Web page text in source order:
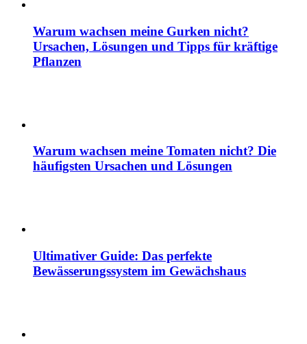
Warum wachsen meine Gurken nicht?
Ursachen, Lösungen und Tipps für kräftige
Pflanzen
Warum wachsen meine Tomaten nicht? Die
häufigsten Ursachen und Lösungen
Ultimativer Guide: Das perfekte
Bewässerungssystem im Gewächshaus